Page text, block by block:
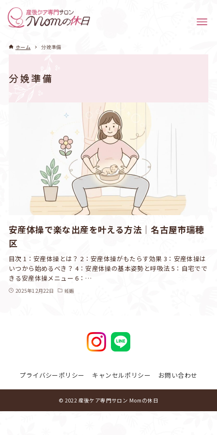
ホーム 分娩準備
分娩準備
安産体操で楽な出産を叶える方法│名古屋市瑞穂
区
目次 1：安産体操とは？ 2：安産体操がもたらす効果 3：安産体操は
いつから始めるべき？ 4：安産体操の基本姿勢と呼吸法 5：自宅でで
きる安産体操メニュー 6：…
2025年12月22日 妊娠
プライバシーポリシー キャンセルポリシー お問い合わせ
© 2022 産後ケア専門サロン Momの休日